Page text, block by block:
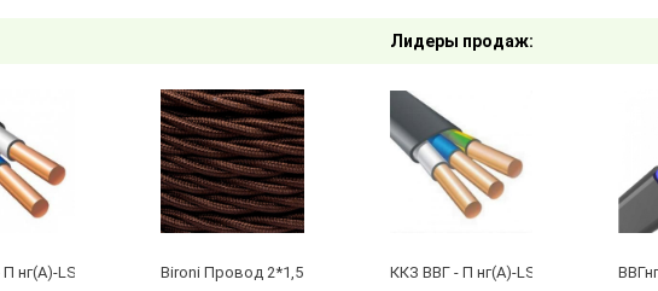
Лидеры продаж:
нг(А)-LS 2 х 2,5 ГОСТBironi Провод 2*1,5 Коричневый (глянец) (цена за бухту 50м)
ККЗ ВВГ - П нг(А)-LS 3 х 2,5 ГОСТ